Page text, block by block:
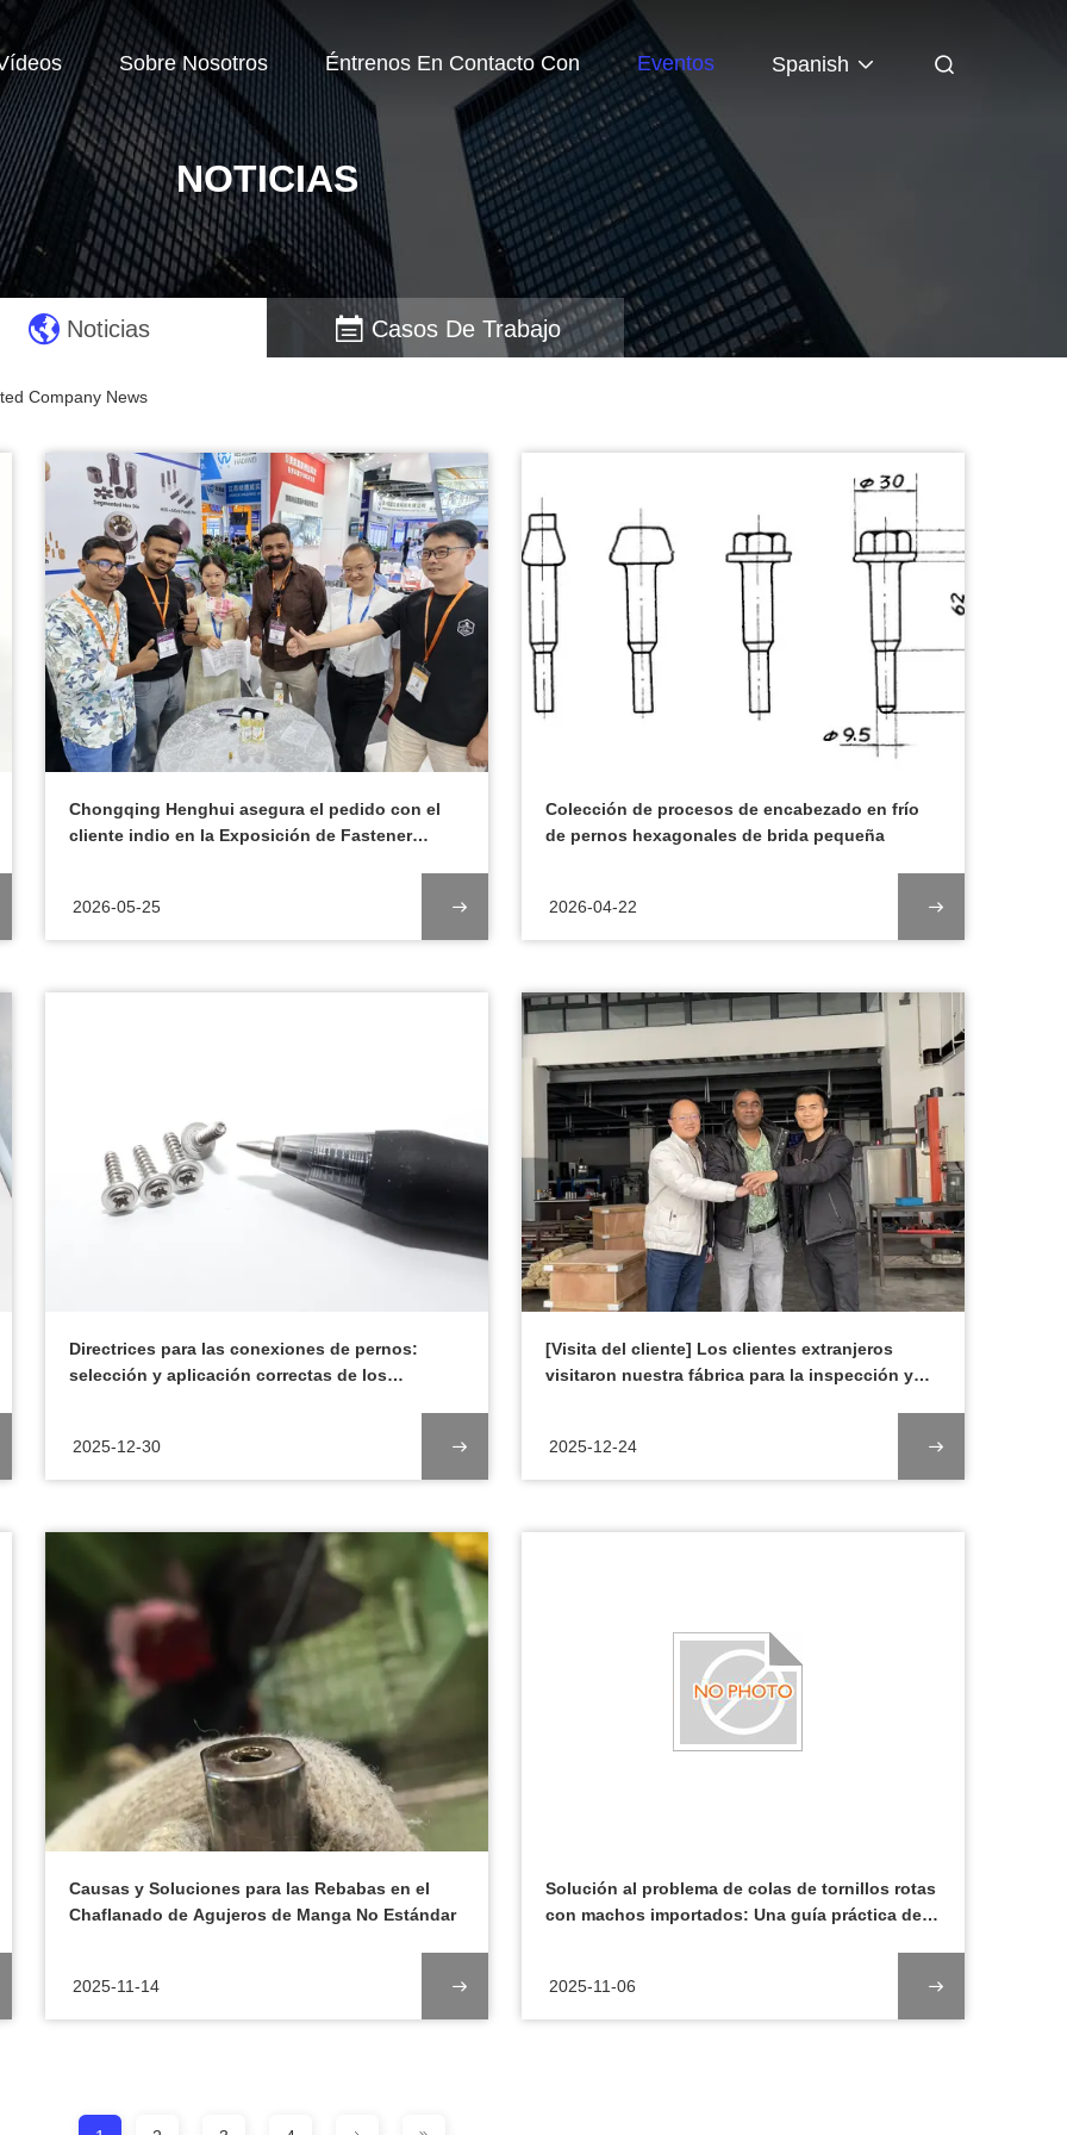
Sobre Nosotros Éntrenos En Contacto Con Eventos Spanish
NOTICIAS
Noticias Casos De Trabajo
Company News
Chongqing Henghui asegura el pedido con el
cliente indio en la Exposición de Fastener
2026-05-25
Colección de procesos de encabezado en frío
de pernos hexagonales de brida pequeña
2026-04-22
Directrices para las conexiones de pernos:
selección y aplicación correctas de los
2025-12-30
[Visita del cliente] Los clientes extranjeros
visitaron nuestra fábrica para la inspección y
2025-12-24
Causas y Soluciones para las Rebabas en el
Chaflanado de Agujeros de Manga No Estándar
2025-11-14
Solución al problema de colas de tornillos rotas
con machos importados: Una guía práctica de
2025-11-06